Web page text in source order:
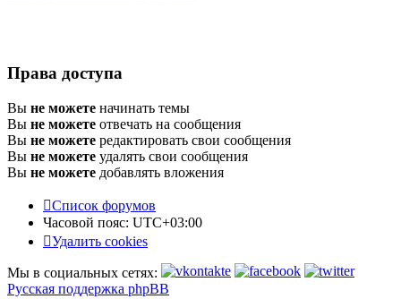
Права доступа
Вы не можете начинать темы
Вы не можете отвечать на сообщения
Вы не можете редактировать свои сообщения
Вы не можете удалять свои сообщения
Вы не можете добавлять вложения
Список форумов
Часовой пояс: UTC+03:00
Удалить cookies
Мы в социальных сетях:
Русская поддержка phpBB